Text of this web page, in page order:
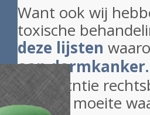
Want ook wij
toxische
deze lijsten
aan darmkanker.
zoekfucntie
echt de moeite